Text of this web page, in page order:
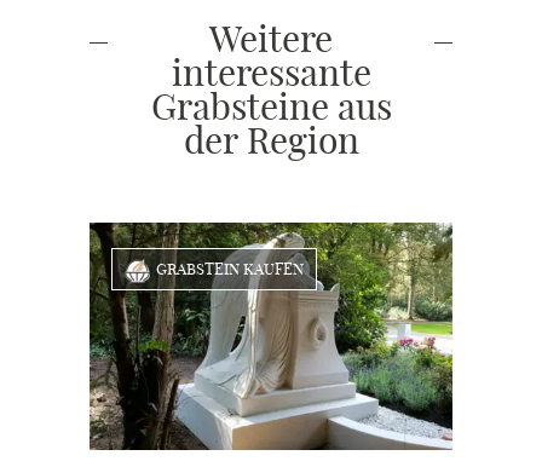
Weitere
interessante
Grabsteine aus
der Region
GRABSTEIN KAUFEN